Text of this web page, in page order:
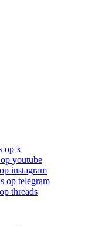
op x
youtube
instagram
op telegram
threads